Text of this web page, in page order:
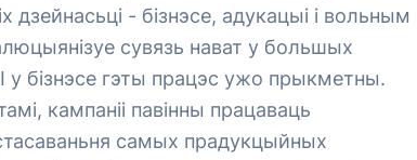
дзейнасьці - бізнэсе, адукацыі і вольным
сувязь нават у большых
у бізнэсе гэты працэс ужо прыкметны.
кампаніі павінны працаваць
самых прадукцыйных